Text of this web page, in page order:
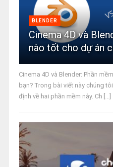
BLENDER
Cinema 4D và
nào tốt cho dự án
Cinema 4D và Blender: Phần
bạn? Trong bài viết này chúng
định về hai phần mềm này. Ch [...]